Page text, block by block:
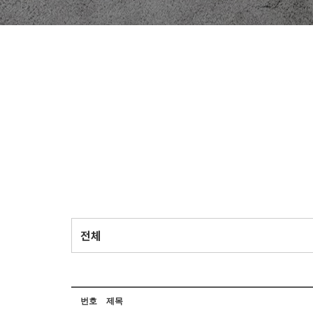
번호 제목